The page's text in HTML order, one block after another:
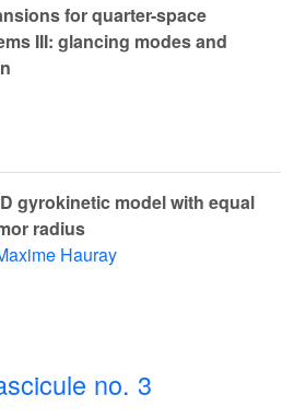
for quarter-space
III: glancing modes and
gyrokinetic model with equal
radius
Hauray
no. 3